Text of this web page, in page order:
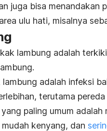
juga bisa menandakan
ulu hati, misalnya
lambung adalah
adalah infeksi
terutama pereda
paling umum
kenyang, dan